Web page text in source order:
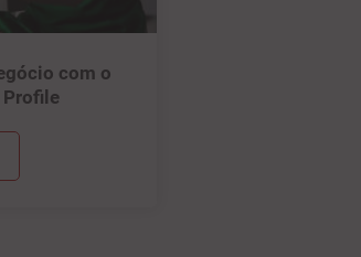
com o
Profile